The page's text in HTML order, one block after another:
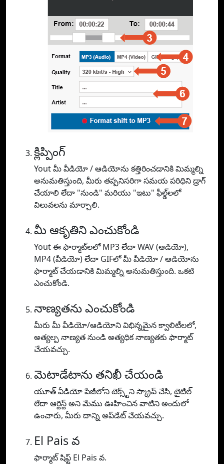
క్లిప్పింగ్
Yout మీ వీడియో / ఆడియోను కత్తిరించడానికి మిమ్మల్ని
అనుమతిస్తుంది, మీరు తప్పనిసరిగా సమయ పరిధిని డ్రాగ్
చేయాలి లేదా "నుండి" మరియు "ఇటు" ఫీల్డ్‌లలో
విలువలను మార్చాలి.
మీ ఆకృతిని ఎంచుకోండి
Yout ఈ ఫార్మాట్‌లలో MP3 లేదా WAV (ఆడియో),
MP4 (వీడియో) లేదా GIFలో మీ వీడియో / ఆడియోను
ఫార్మాట్ చేయడానికి మిమ్మల్ని అనుమతిస్తుంది. ఒకటి
ఎంచుకోండి.
నాణ్యతను ఎంచుకోండి
మీరు మీ వీడియో/ఆడియోని విభిన్నమైన క్వాలిటీలలో,
అత్యల్ప నాణ్యత నుండి అత్యధిక నాణ్యతకు ఫార్మాట్
చేయవచ్చు.
మెటాడేటాను తనిఖీ చేయండి
యూత్ వీడియో పేజీలోని టెక్స్ట్‌ని స్క్రాప్ చేసి, టైటిల్
లేదా ఆర్టిస్ట్ అని మేము ఊహించిన వాటిని అందులో
ఉంచారు, మీరు దాన్ని అప్‌డేట్ చేయవచ్చు.
El Pais వ
ఫార్మాట్ షిఫ్ట్ El Pais వ.